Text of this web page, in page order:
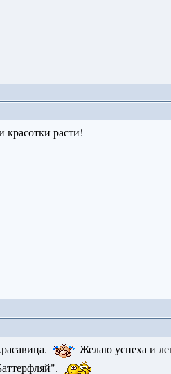
расти!
Желаю успеха и